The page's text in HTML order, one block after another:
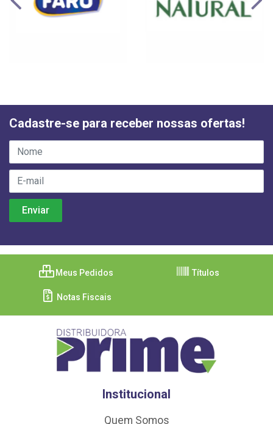
Cadastre-se para receber nossas ofertas!
Meus Pedidos Títulos
Notas Fiscais
Institucional
Quem Somos